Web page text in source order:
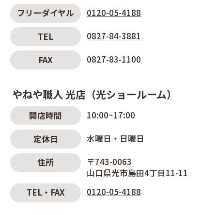
フリーダイヤル
0120-05-4188
TEL 0827-84-3881
FAX 0827-83-1100
やねや職人 光店（光ショールーム）
開店時間 10:00~17:00
定休日 水曜日・日曜日
住所
〒743-0063
山口県光市島田4丁目11-11
TEL・FAX
0120-05-4188